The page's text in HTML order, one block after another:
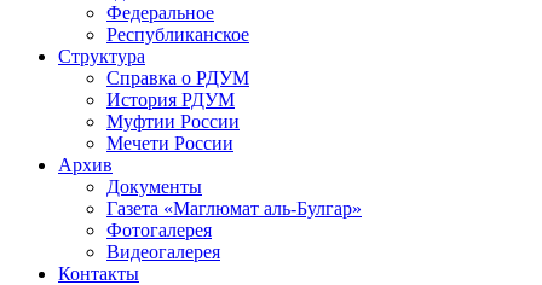
Федеральное
Республиканское
Структура
Справка о РДУМ
История РДУМ
Муфтии России
Мечети России
Архив
Документы
Газета «Маглюмат аль-Булгар»
Фотогалерея
Видеогалерея
Контакты